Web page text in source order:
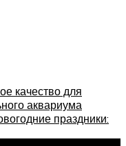
качество для
аквариума
праздники: